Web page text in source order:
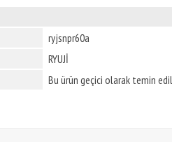
ryjsnpr60a
RYUJİ
Bu ürün geçici olarak temin